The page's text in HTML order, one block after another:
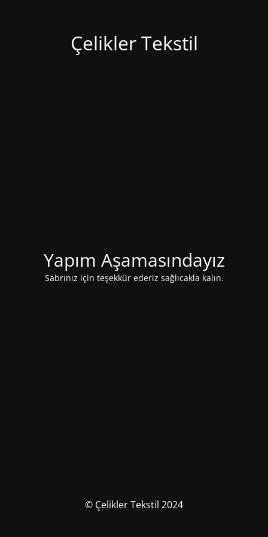
Çelikler Tekstil
Yapım Aşamasındayız
Sabrınız için teşekkür ederiz sağlıcakla kalın.
© Çelikler Tekstil 2024